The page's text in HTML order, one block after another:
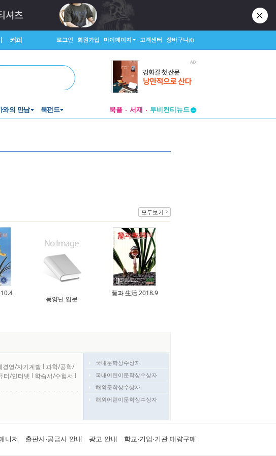
커피 로그인 회원가입 마이페이지 고객센터 장바구니(0)
와의 만남 북펀드 북플 서재
투비컨티뉴드
모두보기
동양난 입문
蘭과 生活 2018.9
경영/자기계발 l 과학/공학/
터/인터넷 l 학습서/수험서 l
국내문학상수상자
국내어린이문학상수상자
해외문학상수상자
해외어린이문학상수상자
니저 출판사·공급사 안내 광고 안내 학교·기업·기관 대량구매